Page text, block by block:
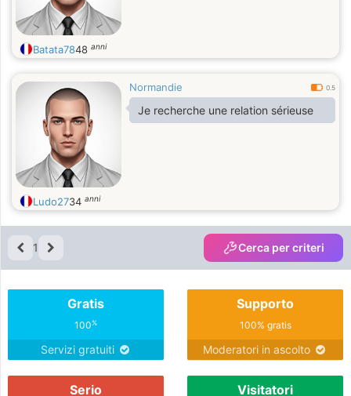
Batata7848 anni
Normandie 0.5
Je recherche une relation sérieuse
Ludo2734 anni
1 Cerca per criteri
Gratis
100%
Servizi gratuiti
Supporto
100% gratis
Moderatori in ascolto
Serio Visitatori